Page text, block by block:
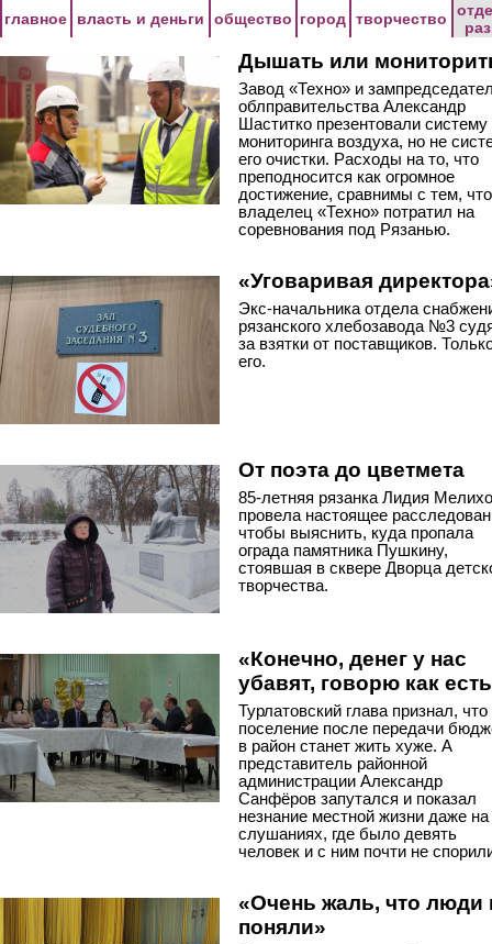
главное власть и деньги общество город творчество
Дышать или
Завод «Техно» и
облправительства Александр
Шаститко презентовали систему
мониторинга воздуха, но не
его очистки. Расходы на то, что
преподносится как огромное
достижение, сравнимы с тем, что
владелец «Техно» потратил на
соревнования под Рязанью.
«Уговаривая
Экс-начальника отдела
рязанского хлебозавода №3
за взятки от поставщиков.
его.
От поэта до цветмета
85-летняя рязанка Лидия
провела настоящее
чтобы выяснить, куда пропала
ограда памятника Пушкину,
стоявшая в сквере Дворца
творчества.
«Конечно, денег у нас
убавят, говорю как
Турлатовский глава признал, что
поселение после передачи
в район станет жить хуже. А
представитель районной
администрации Александр
Санфёров запутался и показал
незнание местной жизни даже на
слушаниях, где было девять
человек и с ним почти не
«Очень жаль, что люди
поняли»